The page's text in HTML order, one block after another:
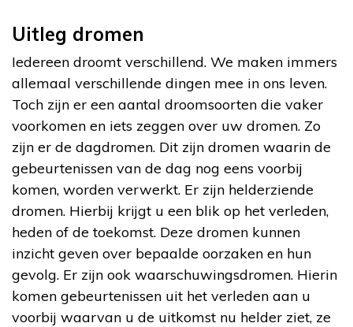
Uitleg dromen
Iedereen droomt verschillend. We maken immers
allemaal verschillende dingen mee in ons leven.
Toch zijn er een aantal droomsoorten die vaker
voorkomen en iets zeggen over uw dromen. Zo
zijn er de dagdromen. Dit zijn dromen waarin de
gebeurtenissen van de dag nog eens voorbij
komen, worden verwerkt. Er zijn helderziende
dromen. Hierbij krijgt u een blik op het verleden,
heden of de toekomst. Deze dromen kunnen
inzicht geven over bepaalde oorzaken en hun
gevolg. Er zijn ook waarschuwingsdromen. Hierin
komen gebeurtenissen uit het verleden aan u
voorbij waarvan u de uitkomst nu helder ziet, ze